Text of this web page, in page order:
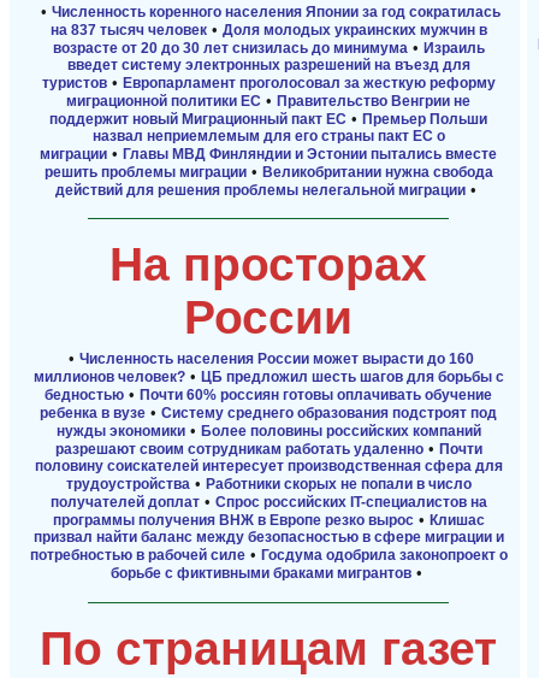
• Численность коренного населения Японии за год сократилась
на 837 тысяч человек• Доля молодых украинских мужчин в
возрасте от 20 до 30 лет снизилась до минимума • Израиль
введет систему электронных разрешений на въезд для
туристов• Европарламент проголосовал за жесткую реформу
миграционной политики ЕС • Правительство Венгрии не
поддержит новый Миграционный пакт ЕС • Премьер Польши
назвал неприемлемым для его страны пакт ЕС о
миграции • Главы МВД Финляндии и Эстонии пытались вместе
решить проблемы миграции• Великобритании нужна свобода
действий для решения проблемы нелегальной миграции •
На просторах
России
• Численность населения России может вырасти до 160
миллионов человек?• ЦБ предложил шесть шагов для борьбы с
бедностью • Почти 60% россиян готовы оплачивать обучение
ребенка в вузе • Систему среднего образования подстроят под
нужды экономики• Более половины российских компаний
разрешают своим сотрудникам работать удаленно• Почти
половину соискателей интересует производственная сфера для
трудоустройства• Работники скорых не попали в число
получателей доплат• Спрос российских IT-специалистов на
программы получения ВНЖ в Европе резко вырос• Клишас
призвал найти баланс между безопасностью в сфере миграции и
потребностью в рабочей силе• Госдума одобрила законопроект о
борьбе с фиктивными браками мигрантов•
По страницам газет